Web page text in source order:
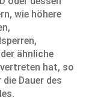
wie höhere
ähnliche
hat, so
Dauer des